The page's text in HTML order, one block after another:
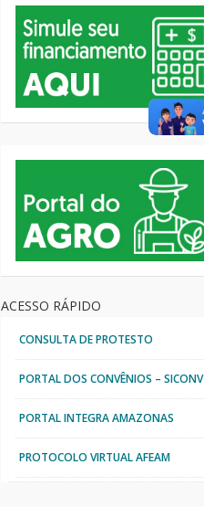
ACESSO RÁPIDO
CONSULTA DE PROTESTO
PORTAL DOS CONVÊNIOS – SICONV
PORTAL INTEGRA AMAZONAS
PROTOCOLO VIRTUAL AFEAM